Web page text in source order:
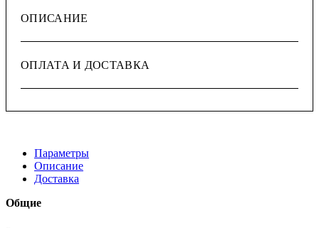
ОПИСАНИЕ
ОПЛАТА И ДОСТАВКА
Параметры
Описание
Доставка
Общие